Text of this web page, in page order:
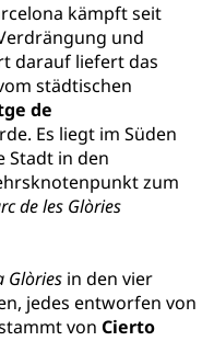
kämpft seit
und
darauf liefert das
städtischen
de
Es liegt im Süden
Stadt in den
zum
de les Glòries
Glòries in den vier
jedes entworfen von
von Cierto